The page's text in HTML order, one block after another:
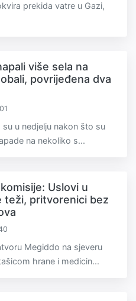
prekida vatre u Gazi,
više sela na
povrijeđena dva
u nedjelju nakon što su
na nekoliko s...
Uslovi u
teži, pritvorenici bez
Megiddo na sjeveru
hrane i medicin...